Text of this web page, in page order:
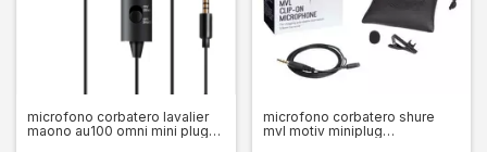
microfono corbatero lavalier
maono au100 omni mini plug
microfono corbatero shure
mvl motiv miniplug